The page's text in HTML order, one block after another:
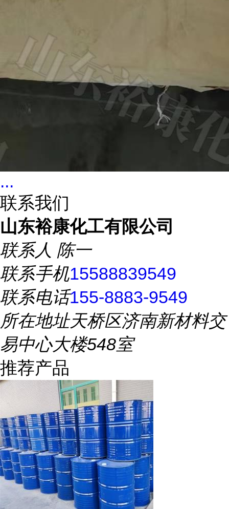
...
联系我们
山东裕康化工有限公司
联系人 陈一
联系手机15588839549
联系电话155-8883-9549
所在地址天桥区济南新材料交
易中心大楼548室
推荐产品